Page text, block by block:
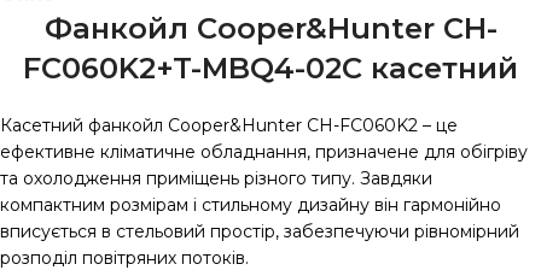
Фанкойл Cooper&Hunter CH-
FC060K2+T-MBQ4-02C касетний
Касетний фанкойл Cooper&Hunter CH-FC060K2 – це
ефективне кліматичне обладнання, призначене для обігріву
та охолодження приміщень різного типу. Завдяки
компактним розмірам і стильному дизайну він гармонійно
вписується в стельовий простір, забезпечуючи рівномірний
розподіл повітряних потоків.